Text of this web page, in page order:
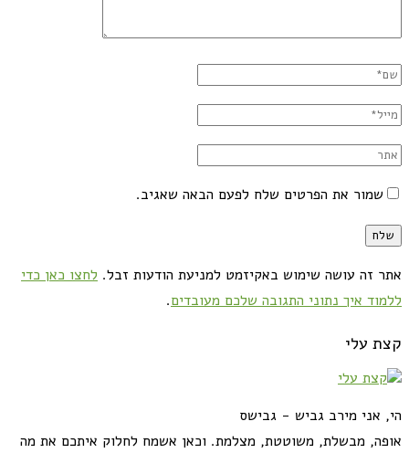
שמור את הפרטים שלח לפעם הבאה שאגיב.
אתר זה עושה שימוש באקיזמט למניעת הודעות זבל. לחצו כאן כדי
ללמוד איך נתוני התגובה שלכם מעובדים.
קצת עלי
הי, אני מירב גביש - גבישס
אופה, מבשלת, משוטטת, מצלמת. וכאן אשמח לחלוק איתכם את מה